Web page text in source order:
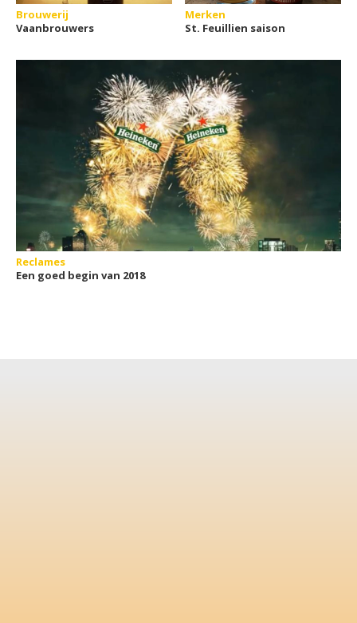
Brouwerij
Vaanbrouwers
Merken
St. Feuillien saison
Reclames
Een goed begin van 2018